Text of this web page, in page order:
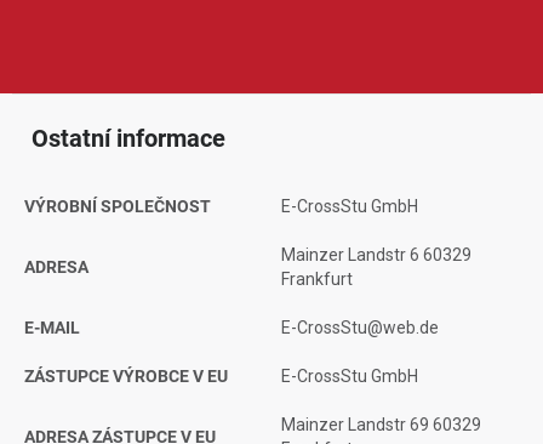
Ostatní informace
VÝROBNÍ SPOLEČNOST E-CrossStu GmbH
ADRESA
Mainzer Landstr 6 60329
Frankfurt
E-MAIL E-CrossStu@web.de
ZÁSTUPCE VÝROBCE V EU E-CrossStu GmbH
ADRESA ZÁSTUPCE V EU
Mainzer Landstr 69 60329